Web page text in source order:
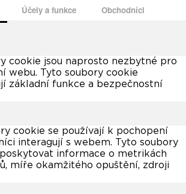
Účely a funkce Obchodníci
cookie jsou naprosto nezbytné pro
webu. Tyto soubory cookie
základní funkce a bezpečnostní
cookie se používají k pochopení
interagují s webem. Tyto soubory
informace o metrikách
míře okamžitého opuštění, zdroji